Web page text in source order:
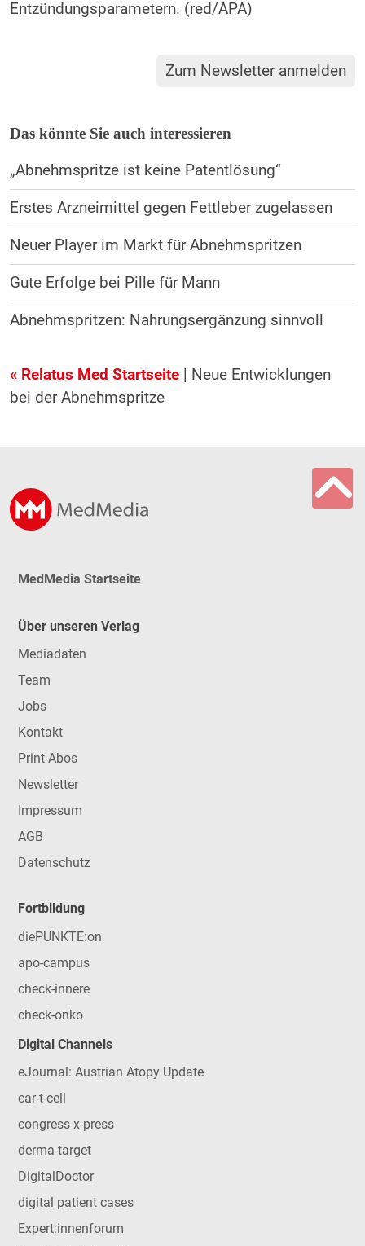
Entzündungsparametern. (red/APA)
Zum Newsletter anmelden
Das könnte Sie auch interessieren
„Abnehmspritze ist keine Patentlösung“
Erstes Arzneimittel gegen Fettleber zugelassen
Neuer Player im Markt für Abnehmspritzen
Gute Erfolge bei Pille für Mann
Abnehmspritzen: Nahrungsergänzung sinnvoll
« Relatus Med Startseite| Neue Entwicklungen
bei der Abnehmspritze
MedMedia Startseite
Über unseren Verlag
Mediadaten
Team
Jobs
Kontakt
Print-Abos
Newsletter
Impressum
AGB
Datenschutz
Fortbildung
diePUNKTE:on
apo-campus
check-innere
check-onko
Digital Channels
eJournal: Austrian Atopy Update
car-t-cell
congress x-press
derma-target
DigitalDoctor
digital patient cases
Expert:innenforum